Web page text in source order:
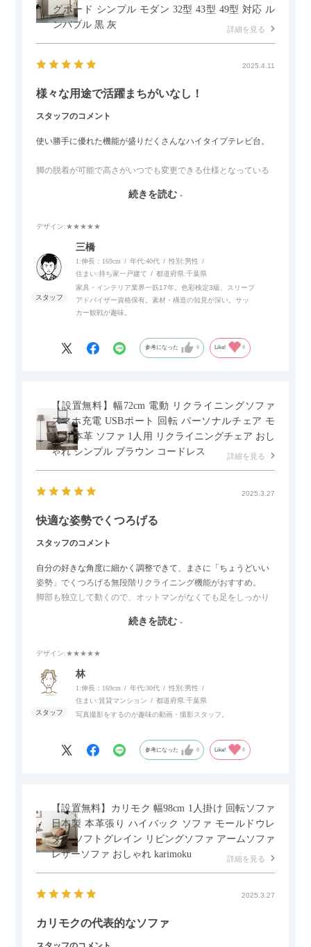
グボード シンプル モダン 32型 43型 49型 対応 ル
ンバブル 黒 灰
詳細を見る
2025.4.11
様々な用途で活躍まちがいなし！
スタッフのコメント
使い勝手に優れた機能が盛りだくさんなハイタイプテレビ台。
脚の脱着が可能で高さがいつでも変更できる仕様となっている
また、補助テーブルとして使用可能なスライドテーブルや収納
内部にもプリンターなどが置けるスライド棚板がついているの
でテレビ台以外にもオフィスなどでの収納家具やリビングでの
サイドボードとして多目的な用途に対応しています。
また、扉は横方向へのスライド式となっているので開閉時のス
ペースを最小限に抑えられ、省スペースでご利用いただけるの
続きを読む
デザイン:★★★★★
三橋
1:伸長：169cm 年代:40代 性別:男性
住まい:持ち家一戸建て 都道府県:千葉県
家具・インテリア業界一筋17年。色彩検定3級、スリープ
アドバイザー資格保有。素材・構造の知見が深い。サッ
カー観戦が趣味。
参考になった 0 Like! 0
【設置無料】幅72cm 電動 リクライニングソファ
スマホ充電 USBポート 回転 パーソナルチェア モ
ダン 本革 ソファ 1人用 リクライニングチェア おし
ゃれ シンプル ブラウン コードレス
詳細を見る
2025.3.27
快適な姿勢でくつろげる
スタッフのコメント
自分の好きな角度に細かく調整できて、まさに「ちょうどいい
姿勢」でくつろげる無段階リクライニング機能がおすすめ。
脚部も独立して動くので、オットマンがなくても足をしっかり
スマホやタブレットを充電しながらリラックスできるのが嬉し
個人的にはコードレス＆充電式なので、コンセントの場所を気
にせず、好きな場所に置けるのが画期的に感じました。
続きを読む
デザイン:★★★★★
林
1:伸長：169cm 年代:30代 性別:男性
住まい:賃貸マンション 都道府県:千葉県
写真撮影をするのが趣味の動画・撮影スタッフ。
参考になった 0 Like! 0
【設置無料】カリモク 幅98cm 1人掛け 回転ソファ
日本製 本革張り ハイバック ソファ モールドウレ
タン ソフトグレイン リビングソファ アームソファ
レザーソファ おしゃれ karimoku
詳細を見る
2025.3.27
カリモクの代表的なソファ